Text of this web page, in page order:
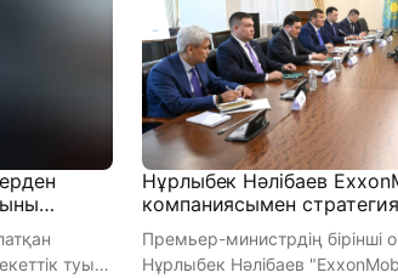
(видео)
туын
Нұрлыбек Нәлібаев
компаниясымен
жобаларын дамытуды
Премьер-министрдің бірінші
Нұрлыбек Нәлібаев